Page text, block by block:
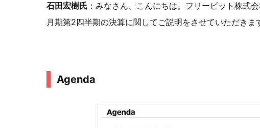
石田宏樹氏 ：みなさん、こんにちは。フリービット株式
月期第2四半期の決算に関してご説明をさせていただきま
Agenda